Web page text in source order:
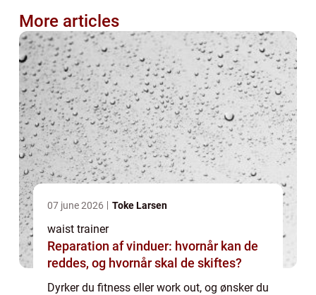
More articles
07 june 2026 Toke Larsen
waist trainer
Reparation af vinduer: hvornår kan de
reddes, og hvornår skal de skiftes?
Dyrker du fitness eller work out, og ønsker du